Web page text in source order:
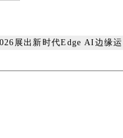
展出新时代Edge AI边缘